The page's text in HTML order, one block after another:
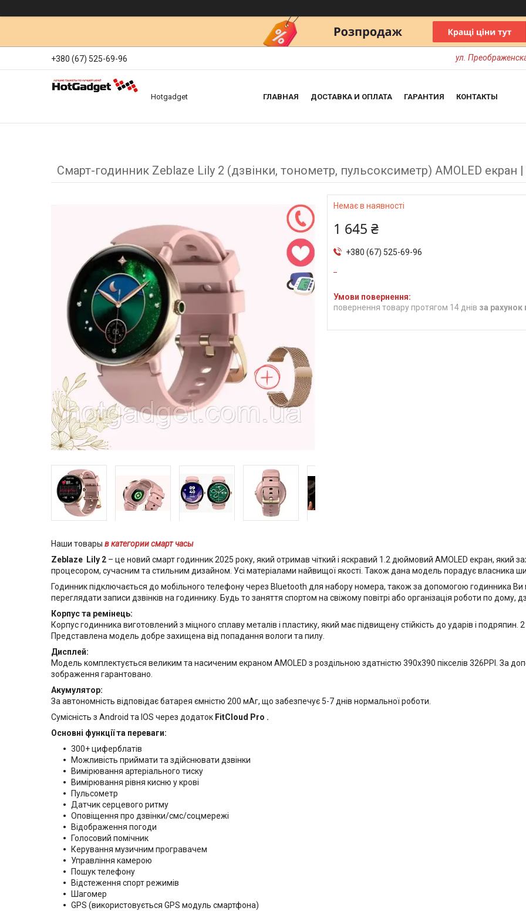
+380 (67) 525-69-96 ул.
Hotgadget ГЛАВНАЯ ДОСТАВКА И ОПЛАТА ГАРАНТИЯ КОНТАКТЫ
Смарт-годинник Zeblaze Lily 2 (дзвінки, тонометр, пульсоксиметр) AMOLED екран |
Немає в наявності
1 645 ₴
+380 (67) 525-69-96
повернення товару протягом 14 днів за рахунок
Наши товары в категории смарт часы
Zeblaze Lily 2 – це новий смарт годинник 2025 року, який отримав чіткий і яскравий 1.2 дюймовий AMOLED екран, який
процесором, сучасним та стильним дизайном. Усі матеріалами найвищої якості. Також дана модель порадує власника
Годинник підключається до мобільного телефону через Bluetooth для набору номера, також за допомогою годинника Ви
переглядати записи дзвінків на годиннику. Будь то заняття спортом на свіжому повітрі або організація роботи по дому,
Корпус та ремінець:
Корпус годинника виготовлений з міцного сплаву металів і пластику, який має підвищену стійкість до ударів і подряпин.
Представлена ​​модель добре захищена від попадання вологи та пилу.
Дисплей:
Модель комплектується великим та насиченим екраном AMOLED з роздільною здатністю 390x390 пікселів 326PPI. За
зображення гарантовано.
Акумулятор:
За автономність відповідає батарея ємністю 200 мАг, що забезпечує 5-7 днів нормальної роботи.
Сумісність з Android та IOS через додаток FitCloud Pro .
Основні функції та переваги:
300+ циферблатів
Можливість приймати та здійснювати дзвінки
Вимірювання артеріального тиску
Вимірювання рівня кисню у крові
Пульсометр
Датчик серцевого ритму
Оповіщення про дзвінки/смс/соцмережі
Відображення погоди
Голосовий помічник
Керування музичним програвачем
Управління камерою
Пошук телефону
Відстеження спорт режимів
Шагомер
GPS (використовується GPS модуль смартфона)